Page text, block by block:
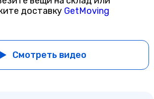
доставку GetMoving
Смотреть видео